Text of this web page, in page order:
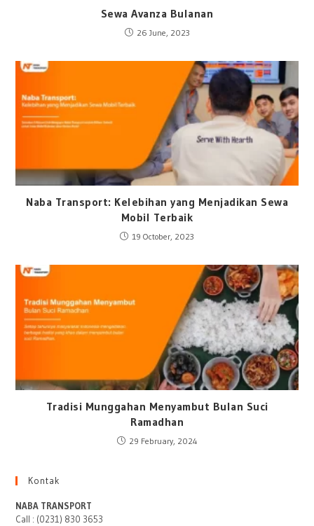
Sewa Avanza Bulanan
26 June, 2023
Naba Transport: Kelebihan yang Menjadikan Sewa
Mobil Terbaik
19 October, 2023
Tradisi Munggahan Menyambut Bulan Suci
Ramadhan
29 February, 2024
Kontak
NABA TRANSPORT
Call : (0231) 830 3653